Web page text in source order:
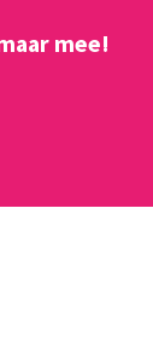
mee!